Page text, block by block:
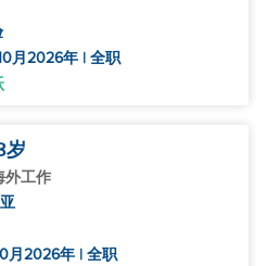
月2026年 | 全职
岁
外工作
月2026年 | 全职